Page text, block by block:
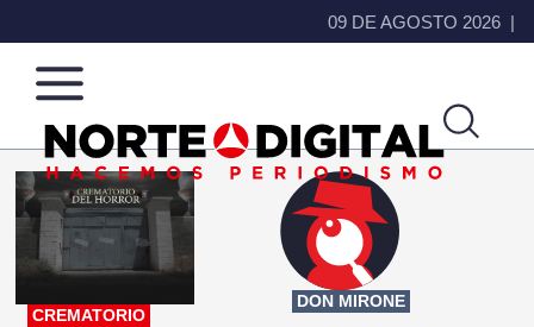
09 DE AGOSTO 2026
Norte
de
Ciudad
Más
que
noticias,
hacemos periodismo
CREMATORIO
DON MIRONE